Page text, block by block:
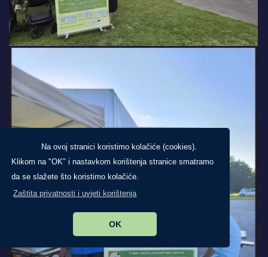
Na ovoj stranici koristimo kolačiće (cookies).
Klikom na "OK" i nastavkom korištenja stranice smatramo
da se slažete što koristimo kolačiće.
Zaštita privatnosti i uvjeti korištenja
OK